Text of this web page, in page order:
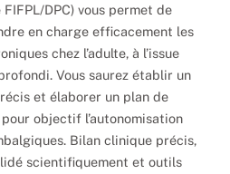
DPC) vous permet de
en charge efficacement les
chez l’adulte, à l’issue
Vous saurez établir un
et élaborer un plan de
objectif l’autonomisation
Bilan clinique précis,
scientifiquement et outils